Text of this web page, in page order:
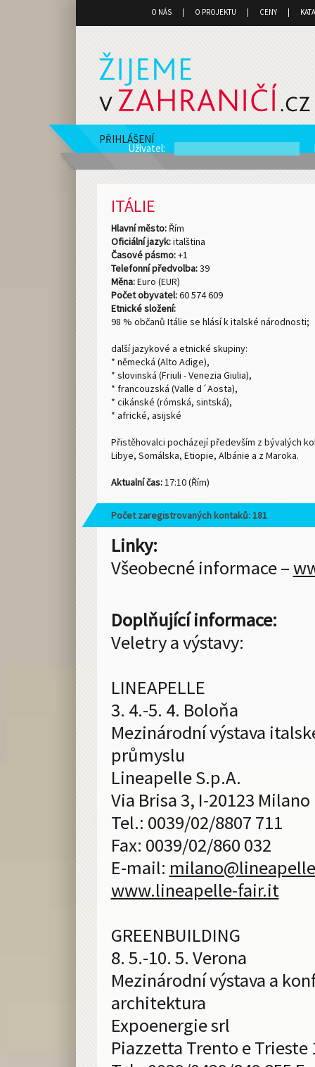
O NÁS O PROJEKTU CENY
PŘIHLÁŠENÍ
Uživatel:
ITÁLIE
Hlavní město:Řím
Oficiální jazyk:italština
Časové pásmo:+1
Telefonní předvolba:39
Měna:Euro (EUR)
Počet obyvatel:60 574 609
Etnické složení:
98 % občanů Itálie se hlásí k italské národnosti;
další jazykové a etnické skupiny:
* německá (Alto Adige),
* slovinská (Friuli - Venezia Giulia),
* francouzská (Valle d´Aosta),
* cikánské (rómská, sintská),
* africké, asijské
Přistěhovalci pocházejí především z bývalých
Libye, Somálska, Etiopie, Albánie a z Maroka.
Aktualní čas:17:10 (Řím)
Počet zaregistrovaných kontaků: 181
Linky:
Všeobecné informace –
Doplňující informace:
Veletry a výstavy:
LINEAPELLE
3. 4.-5. 4. Boloňa
Mezinárodní výstava
průmyslu
Lineapelle S.p.A.
Via Brisa 3, I-20123 Milano
Tel.: 0039/02/8807 711
Fax: 0039/02/860 032
E-mail: milano@
www.lineapelle-fair.it
GREENBUILDING
8. 5.-10. 5. Verona
Mezinárodní výstava a
architektura
Expoenergie srl
Piazzetta Trento e Trieste